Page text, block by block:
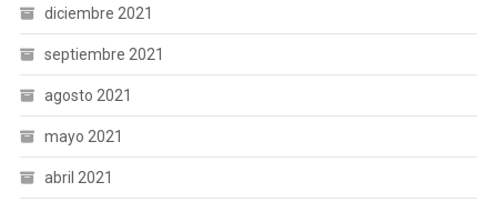
diciembre 2021
septiembre 2021
agosto 2021
mayo 2021
abril 2021